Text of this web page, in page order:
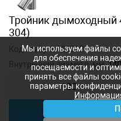
Тройник дымоходный
304)
Код товара:123312
Внутренний диаметр, мм:140
100
Мы используем файлы
для обеспечения
посещаемости и
принять все файлы
параметры